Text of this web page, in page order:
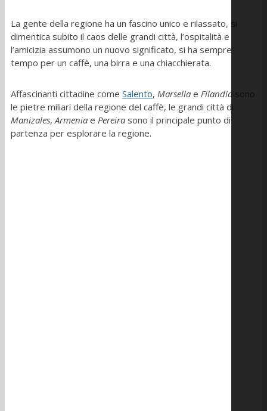
La gente della regione ha un fascino unico e rilassato, si
dimentica subito il caos delle grandi città, l’ospitalità e
l’amicizia assumono un nuovo significato, si ha sempre
tempo per un caffè, una birra e una chiacchierata.
Affascinanti cittadine come Salento, Marsella e Filandia sono
le pietre miliari della regione del caffè, le grandi città di
Manizales, Armenia e Pereira sono il principale punto di
partenza per esplorare la regione.